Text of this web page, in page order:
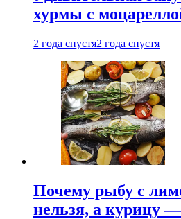
хурмы с
2 года спустя2 года спустя
Почему рыбу с
нельзя, а курицу